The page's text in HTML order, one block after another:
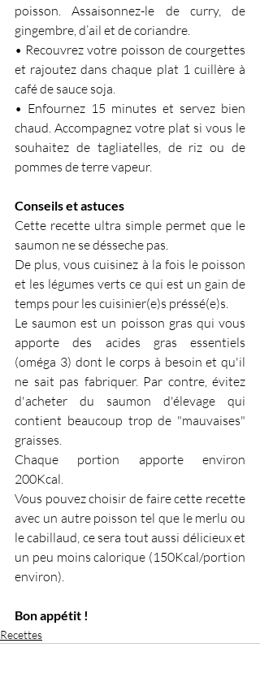
poisson. Assaisonnez-le de curry, de
gingembre, d’ail et de coriandre.
• Recouvrez votre poisson de courgettes
et rajoutez dans chaque plat 1 cuillère à
café de sauce soja.
• Enfournez 15 minutes et servez bien
chaud. Accompagnez votre plat si vous le
souhaitez de tagliatelles, de riz ou de
pommes de terre vapeur.
Conseils et astuces
Cette recette ultra simple permet que le
saumon ne se désseche pas.
De plus, vous cuisinez à la fois le poisson
et les légumes verts ce qui est un gain de
temps pour les cuisinier(e)s préssé(e)s.
Le saumon est un poisson gras qui vous
apporte des acides gras essentiels
(oméga 3) dont le corps à besoin et qu'il
ne sait pas fabriquer. Par contre, évitez
d'acheter du saumon d'élevage qui
contient beaucoup trop de "mauvaises"
graisses.
Chaque portion apporte environ
200Kcal.
Vous pouvez choisir de faire cette recette
avec un autre poisson tel que le merlu ou
le cabillaud, ce sera tout aussi délicieux et
un peu moins calorique (150Kcal/portion
environ).
Bon appétit !
Recettes